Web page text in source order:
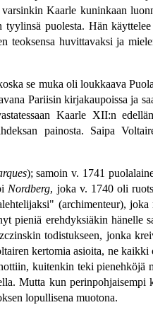
Kaarle kuninkaan
tyylinsä puolesta. Hän
teoksensa huvittavaksi ja
se muka oli loukkaava
Pariisin kirjakaupoissa ja
Kaarle XII:n
painosta. Saipa
); samoin v. 1741
Nordberg, joka v. 1740 oli
(archimenteur), joka
pieniä erehdyksiäkin hänelle
todistukseen, jonka
kertomia asioita, ne
kuitenkin teki pienehköjä
Mutta kun perinpohjaisempi
lopullisena muotona.